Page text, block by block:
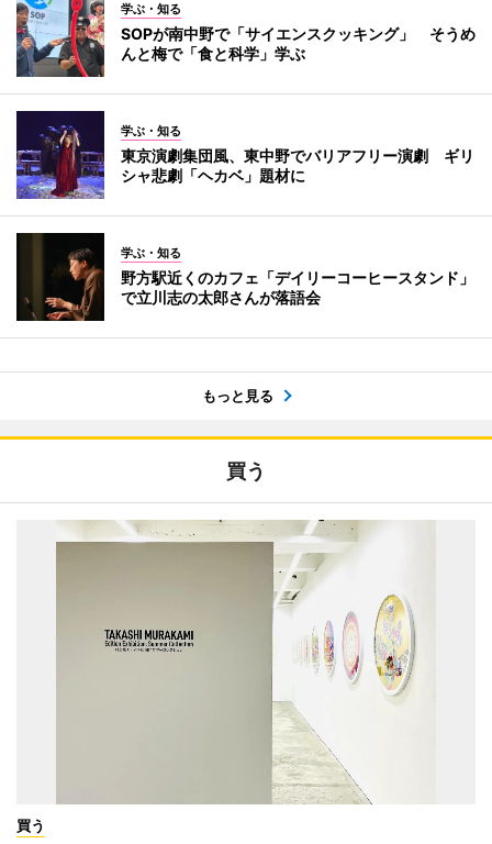
学ぶ・知る
SOPが南中野で「サイエンスクッキング」 そうめ
んと梅で「食と科学」学ぶ
学ぶ・知る
東京演劇集団風、東中野でバリアフリー演劇 ギリ
シャ悲劇「ヘカベ」題材に
学ぶ・知る
野方駅近くのカフェ「デイリーコーヒースタンド」
で立川志の太郎さんが落語会
もっと見る
買う
買う